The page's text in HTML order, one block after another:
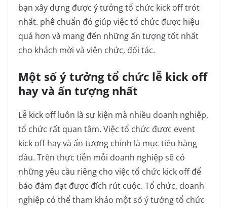
bạn xây dựng được ý tưởng tổ chức kick off trót
nhất. phê chuẩn đó giúp việc tổ chức được hiệu
quả hơn và mang đến những ấn tượng tốt nhất
cho khách mời và viên chức, đối tác.
Một số ý tưởng tổ chức lễ kick off
hay và ấn tượng nhất
Lễ kick off luôn là sự kiện mà nhiều doanh nghiệp,
tổ chức rất quan tâm. Việc tổ chức được event
kick off hay và ấn tượng chính là mục tiêu hàng
đầu. Trên thực tiễn mỗi doanh nghiệp sẽ có
những yêu cầu riêng cho việc tổ chức kick off để
bảo đảm đạt được đích rút cuộc. Tổ chức, doanh
nghiệp có thể tham khảo một số ý tưởng tổ chức